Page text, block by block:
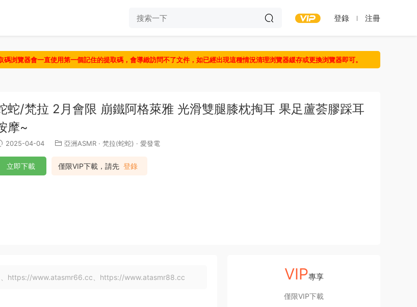
登錄 注冊
浏覽器會一直使用第一個記住的提取碼，會導緻訪問不了文件，如已經出現這種情況清理浏覽器緩存或更換浏覽器即可。
蛇/梵拉 2月會限 崩鐵阿格萊雅 光滑雙腿膝枕掏耳 果足蘆荟膠踩耳
摩~
2025-04-04 亞洲ASMR · 梵拉(蛇蛇) · 愛發電
僅限VIP下載，請先 登錄
立即下載
https://www.atasmr66.cc、https://www.atasmr88.cc VIP專享
僅限VIP下載